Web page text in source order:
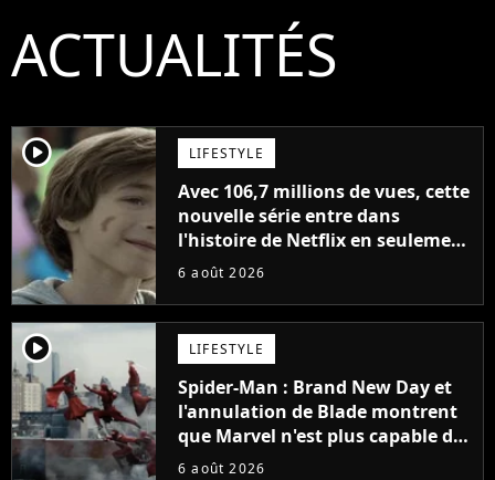
ACTUALITÉS
player2 LIFESTYLE
Avec 106,7 millions de vues, cette
nouvelle série entre dans
l'histoire de Netflix en seulement
48 jours
6 août 2026
player2 LIFESTYLE
Spider-Man : Brand New Day et
l'annulation de Blade montrent
que Marvel n'est plus capable de
faire quoi que ce soit de simple
6 août 2026